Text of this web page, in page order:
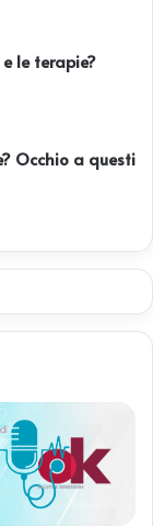
le terapie?
Occhio a questi